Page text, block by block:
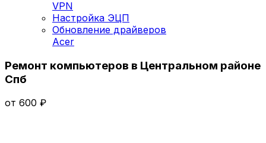
VPN
Настройка ЭЦП
Обновление драйверов
Acer
Ремонт компьютеров в Центральном районе
Спб
от 600 ₽